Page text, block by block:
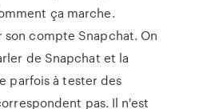
ça marche.
compte Snapchat. On
de Snapchat et la
parfois à tester des
pas. Il n'est